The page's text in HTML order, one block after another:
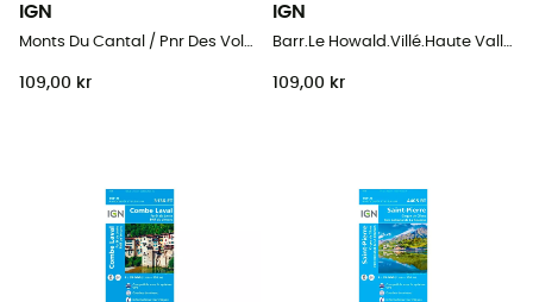
IGN
109,00 kr
IGN
109,00 kr